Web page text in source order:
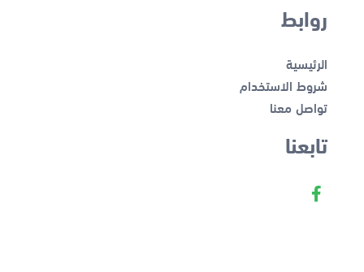
روابط
الرئيسية
شروط الاستخدام
تواصل معنا
تابعنا